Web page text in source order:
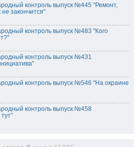
контроль выпуск №445 "Ремонт,
закончится"
контроль выпуск №483 "Кого
контроль выпуск №431
контроль выпуск №546 "На окраине
контроль выпуск №458